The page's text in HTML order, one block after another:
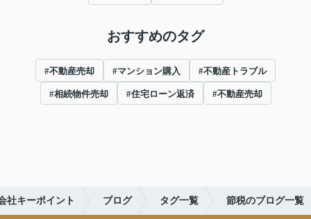
おすすめのタグ
#不動産売却 #マンション購入 #不動産トラブル
#相続物件売却 #住宅ローン返済 #不動産売却
社キーポイント ブログ タグ一覧 節税のブログ一覧